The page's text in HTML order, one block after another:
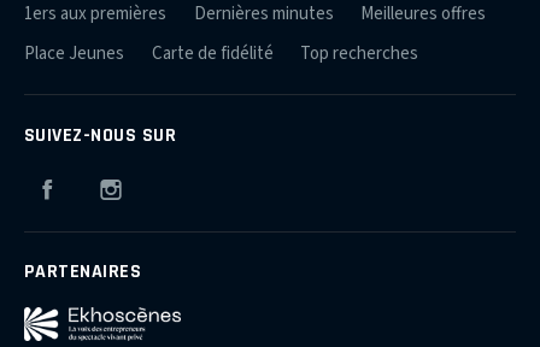
1ers aux premières Dernières minutes
Meilleures offres
Place Jeunes
Carte de fidélité Top recherches
SUIVEZ-NOUS SUR
Facebook
PARTENAIRES